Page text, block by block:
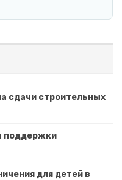
сдачи строительных
поддержки
для детей в